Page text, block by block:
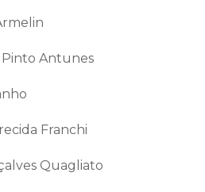
Pinto Antunes
Franchi
Quagliato